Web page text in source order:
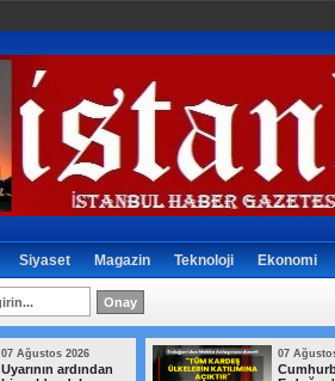
Siyaset Magazin Teknoloji Ekonomi
07 Ağustos 2026
Uyarının ardından
07